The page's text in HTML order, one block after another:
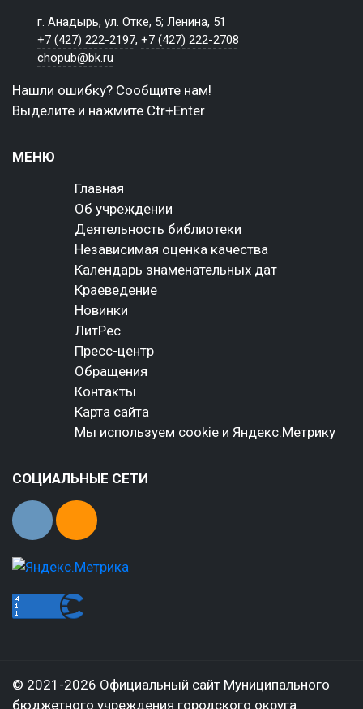
г. Анадырь, ул. Отке, 5; Ленина, 51
+7 (427) 222-2197,+7 (427) 222-2708
chopub@bk.ru
Нашли ошибку? Сообщите нам!
Выделите и нажмите Ctr+Enter
МЕНЮ
Главная
Об учреждении
Деятельность библиотеки
Независимая оценка качества
Календарь знаменательных дат
Краеведение
Новинки
ЛитРес
Пресс-центр
Обращения
Контакты
Карта сайта
Мы используем cookie и Яндекс.Метрику
СОЦИАЛЬНЫЕ СЕТИ
© 2021-2026 Официальный сайт Муниципального
бюджетного учреждения городского округа